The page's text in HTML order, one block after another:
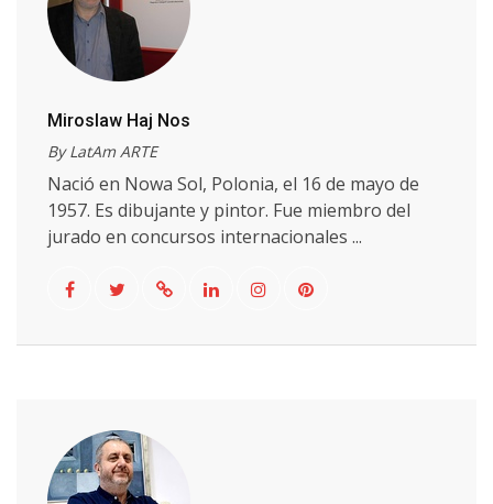
Miroslaw Haj Nos
By LatAm ARTE
Nació en Nowa Sol, Polonia, el 16 de mayo de
1957. Es dibujante y pintor. Fue miembro del
jurado en concursos internacionales ...